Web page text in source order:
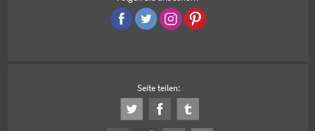
Seite teilen: